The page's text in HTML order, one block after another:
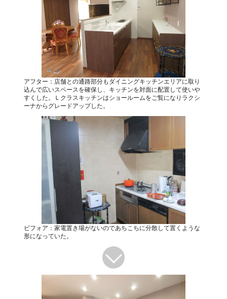
アフター：店舗との通路部分もダイニングキッチンエリアに取り
込んで広いスペースを確保し、キッチンを対面に配置して使いや
すくした。Ｌクラスキッチンはショールームをご覧になりラクシ
ーナからグレードアップした。
ビフォア：家電置き場がないのであちこちに分散して置くような
形になっていた。